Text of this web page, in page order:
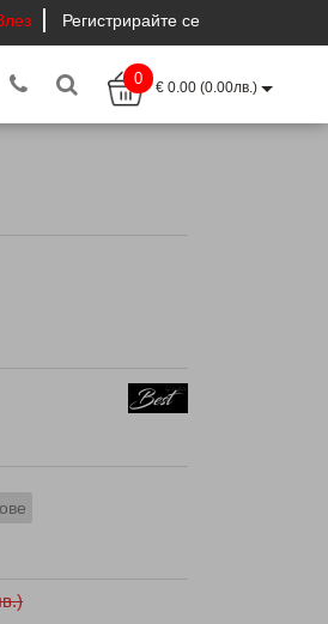
Регистрирайте се
0
€ 0.00 (0.00лв.)